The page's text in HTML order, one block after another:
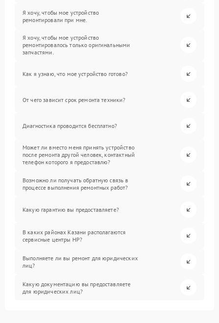
Я хочу, чтобы мое устройство
ремонтировали при мне.
Я хочу, чтобы мое устройство
ремонтировалось только оригинальными
запчастями.
Как я узнаю, что мое устройство готово?
От чего зависит срок ремонта техники?
Диагностика проводится бесплатно?
Может ли вместо меня принять устройство
после ремонта другой человек, контактный
телефон которого я предоставлю?
Возможно ли получать обратную связь в
процессе выполнения ремонтных работ?
Какую гарантию вы предоставляете?
В каких районах Казани располагаются
сервисные центры HP?
Выполняете ли вы ремонт для юридических
лиц?
Какую документацию вы предоставляете
для юридических лиц?